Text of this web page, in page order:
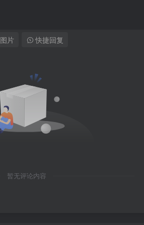
图片 快捷回复
暂无评论内容